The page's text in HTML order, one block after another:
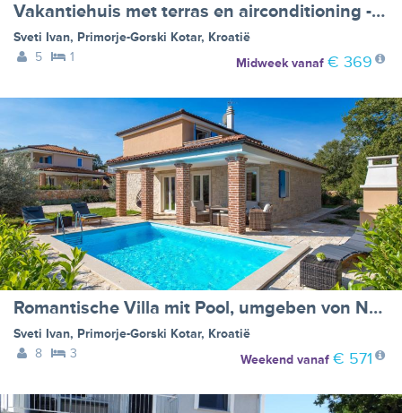
Vakantiehuis met terras en airconditioning - BF-CMGD
Sveti Ivan, Primorje-Gorski Kotar, Kroatië
5
1 Midweekvanaf € 369
Romantische Villa mit Pool, umgeben von Natur
Sveti Ivan, Primorje-Gorski Kotar, Kroatië
8
3 Weekendvanaf € 571